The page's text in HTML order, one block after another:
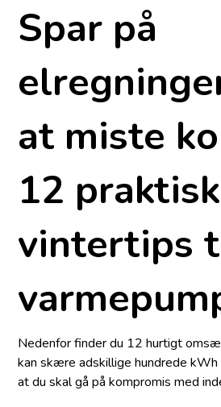
Spar på
at miste
12
vintertips
Nedenfor finder du 12 hurtigt
kan skære adskillige hundrede
at du skal gå på kompromis med